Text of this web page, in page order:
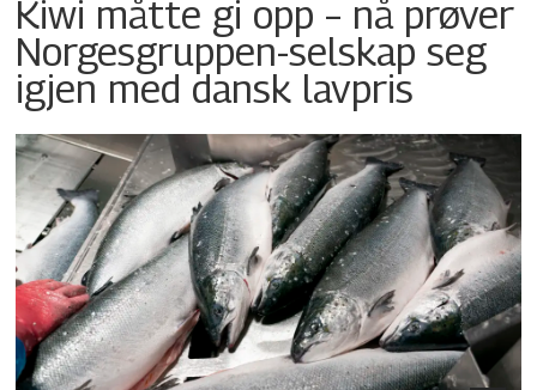
Kiwi måtte gi opp – nå prøver
Norgesgruppen-selskap seg
igjen med dansk lavpris